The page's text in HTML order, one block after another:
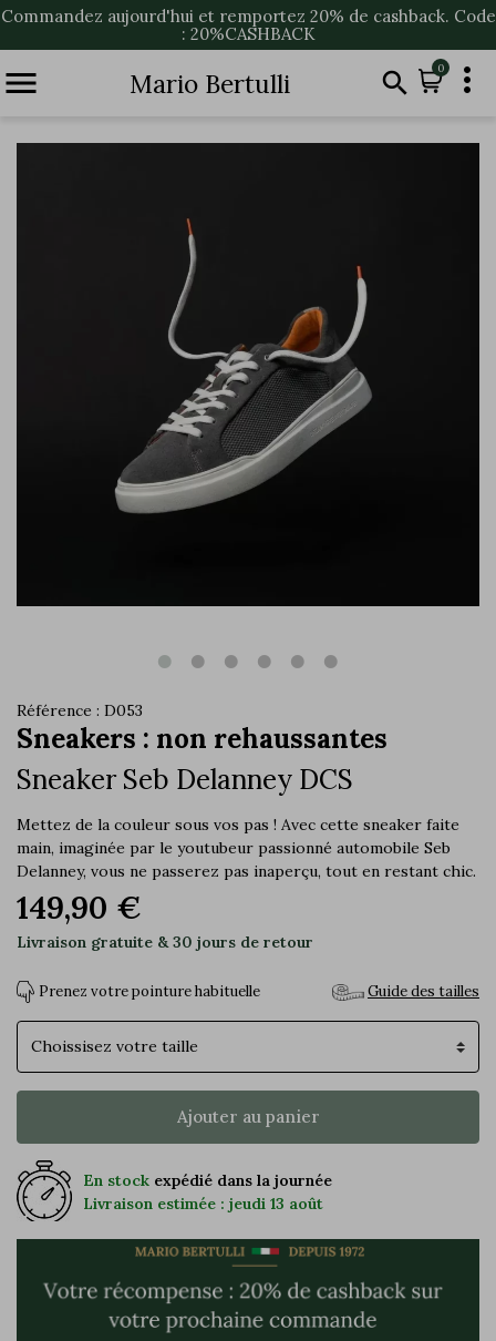
Commandez aujourd'hui et remportez 20% de cashback. Code
: 20%CASHBACK
 Mario Bertulli  0 
Référence : D053
Sneakers : non rehaussantes
Sneaker Seb Delanney DCS
Mettez de la couleur sous vos pas ! Avec cette sneaker faite
main, imaginée par le youtubeur passionné automobile Seb
Delanney, vous ne passerez pas inaperçu, tout en restant chic.
149,90 €
Livraison gratuite & 30 jours de retour
Prenez votre pointure habituelle Guide des tailles
Pointure
Ajouter au panier
En stock expédié dans la journée
Livraison estimée : jeudi 13 août